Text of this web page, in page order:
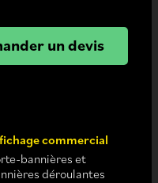
un devis
commercial
bannières et
déroulantes